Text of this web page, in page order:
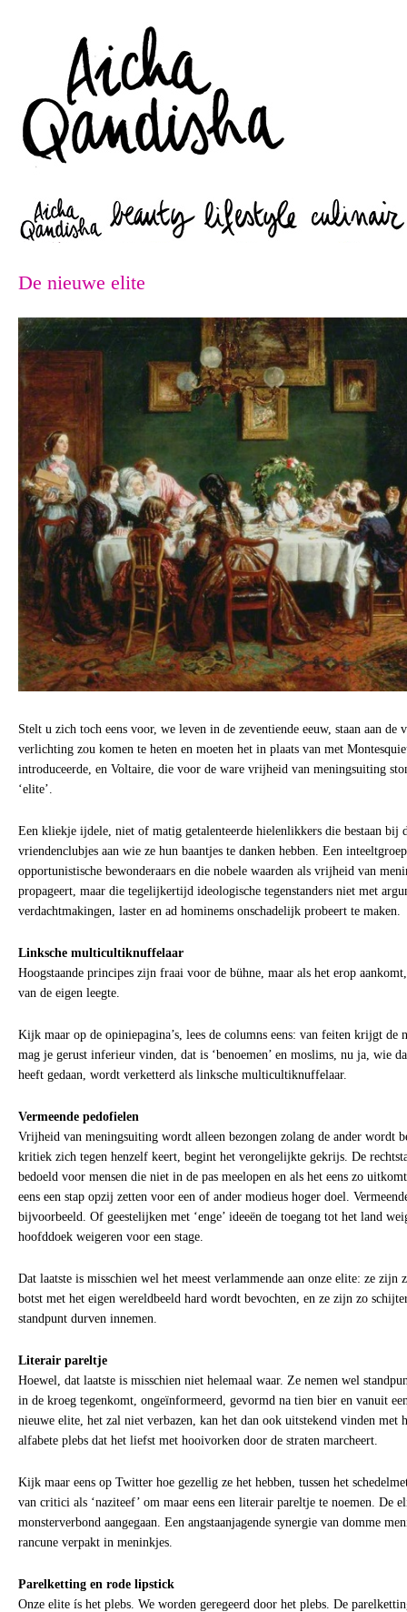
De nieuwe elite
Stelt u zich toch eens voor, we leven in de zeventiende eeuw, staan aan de
verlichting zou komen te heten en moeten het in plaats van met
introduceerde, en Voltaire, die voor de ware vrijheid van meningsuiting
‘elite’.
Een kliekje ijdele, niet of matig getalenteerde hielenlikkers die bestaan bij
vriendenclubjes aan wie ze hun baantjes te danken hebben. Een
opportunistische bewonderaars en die nobele waarden als vrijheid van
propageert, maar die tegelijkertijd ideologische tegenstanders niet met
verdachtmakingen, laster en ad hominems onschadelijk probeert te maken.
Linksche multicultiknuffelaar
Hoogstaande principes zijn fraai voor de bühne, maar als het erop
van de eigen leegte.
Kijk maar op de opiniepagina’s, lees de columns eens: van feiten krijgt de
mag je gerust inferieur vinden, dat is ‘benoemen’ en moslims, nu ja, wie
heeft gedaan, wordt verketterd als linksche multicultiknuffelaar.
Vermeende pedofielen
Vrijheid van meningsuiting wordt alleen bezongen zolang de ander wordt
kritiek zich tegen henzelf keert, begint het verongelijkte gekrijs. De
bedoeld voor mensen die niet in de pas meelopen en als het eens zo
eens een stap opzij zetten voor een of ander modieus hoger doel.
bijvoorbeeld. Of geestelijken met ‘enge’ ideeën de toegang tot het land
hoofddoek weigeren voor een stage.
Dat laatste is misschien wel het meest verlammende aan onze elite: ze zijn
botst met het eigen wereldbeeld hard wordt bevochten, en ze zijn zo
standpunt durven innemen.
Literair pareltje
Hoewel, dat laatste is misschien niet helemaal waar. Ze nemen wel
in de kroeg tegenkomt, ongeïnformeerd, gevormd na tien bier en vanuit
nieuwe elite, het zal niet verbazen, kan het dan ook uitstekend vinden met
alfabete plebs dat het liefst met hooivorken door de straten marcheert.
Kijk maar eens op Twitter hoe gezellig ze het hebben, tussen het
van critici als ‘naziteef’ om maar eens een literair pareltje te noemen. De
monsterverbond aangegaan. Een angstaanjagende synergie van domme
rancune verpakt in meninkjes.
Parelketting en rode lipstick
Onze elite ís het plebs. We worden geregeerd door het plebs. De